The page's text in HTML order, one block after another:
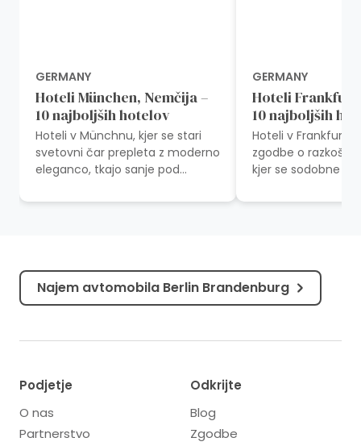
GERMANY
Hoteli München, Nemčija –
10 najboljših hotelov
Hoteli v Münchnu, kjer se stari
svetovni čar prepleta z moderno
eleganco, tkajo sanje pod
zgodbe iz preteklosti. München
GERMANY
Hoteli
10 najboljših
Hoteli v Frankfurtu
zgodbe o razkošju
kjer se sodobne
preteklosti.
Najem avtomobila Berlin Brandenburg
Podjetje
O nas
Partnerstvo
Odkrijte
Blog
Zgodbe